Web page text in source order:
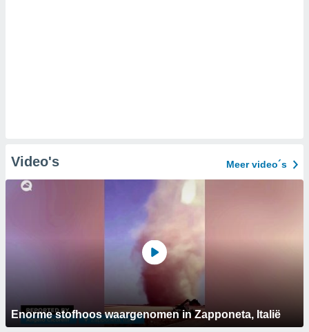
Video's Meer video´s
Enorme stofhoos waargenomen in Zapponeta, Italië